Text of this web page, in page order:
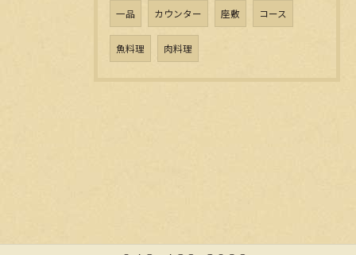
一品 カウンター 座敷 コース
魚料理 肉料理